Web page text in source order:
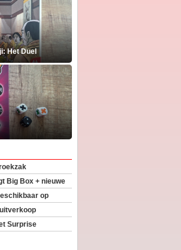
Het Duel
Big Box + nieuwe
op
Surprise